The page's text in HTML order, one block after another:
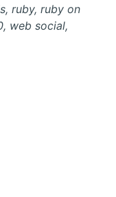
ruby, ruby on
web social,